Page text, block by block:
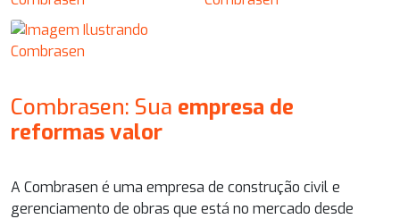
Combrasen: Sua empresa de
reformas valor
A Combrasen é uma empresa de construção civil e
gerenciamento de obras que está no mercado desde